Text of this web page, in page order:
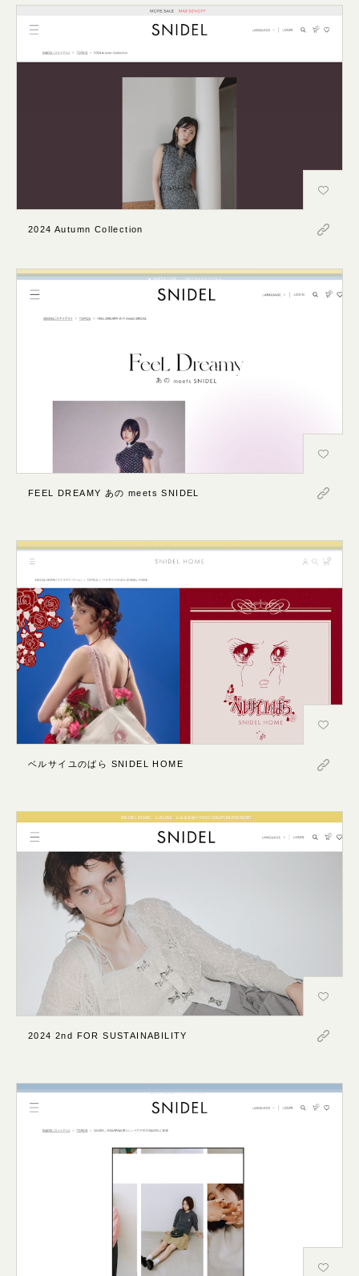
2024 Autumn Collection
FEEL DREAMY あの meets SNIDEL
ベルサイユのばら SNIDEL HOME
2024 2nd FOR SUSTAINABILITY